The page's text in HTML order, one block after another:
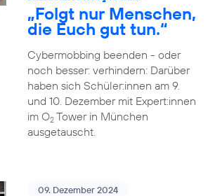
„Folgt nur Menschen,
die Euch gut tun.“
Cybermobbing beenden - oder
noch besser: verhindern: Darüber
haben sich Schüler:innen am 9.
und 10. Dezember mit Expert:innen
im O2Tower in München
ausgetauscht.
09. Dezember 2024